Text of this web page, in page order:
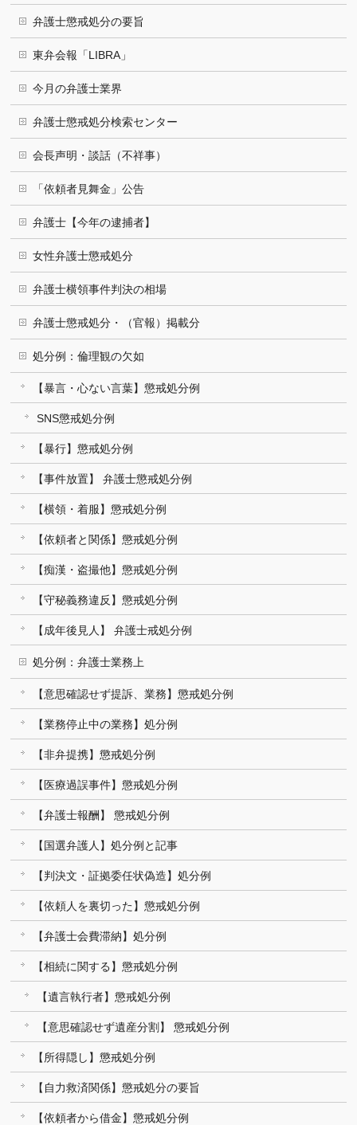
弁護士懲戒処分の要旨
東弁会報「LIBRA」
今月の弁護士業界
弁護士懲戒処分検索センター
会長声明・談話（不祥事）
「依頼者見舞金」公告
弁護士【今年の逮捕者】
女性弁護士懲戒処分
弁護士横領事件判決の相場
弁護士懲戒処分・（官報）掲載分
処分例：倫理観の欠如
【暴言・心ない言葉】懲戒処分例
SNS懲戒処分例
【暴行】懲戒処分例
【事件放置】 弁護士懲戒処分例
【横領・着服】懲戒処分例
【依頼者と関係】懲戒処分例
【痴漢・盗撮他】懲戒処分例
【守秘義務違反】懲戒処分例
【成年後見人】 弁護士戒処分例
処分例：弁護士業務上
【意思確認せず提訴、業務】懲戒処分例
【業務停止中の業務】処分例
【非弁提携】懲戒処分例
【医療過誤事件】懲戒処分例
【弁護士報酬】 懲戒処分例
【国選弁護人】処分例と記事
【判決文・証拠委任状偽造】処分例
【依頼人を裏切った】懲戒処分例
【弁護士会費滞納】処分例
【相続に関する】懲戒処分例
【遺言執行者】懲戒処分例
【意思確認せず遺産分割】 懲戒処分例
【所得隠し】懲戒処分例
【自力救済関係】懲戒処分の要旨
【依頼者から借金】懲戒処分例